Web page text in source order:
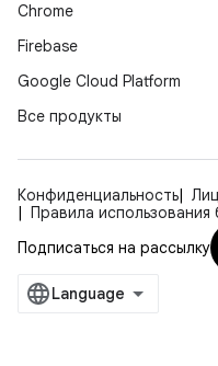
Chrome
Firebase
Google Cloud Platform
Все продукты
Конфиденциальность
Правила использования
Подписаться на рассылку